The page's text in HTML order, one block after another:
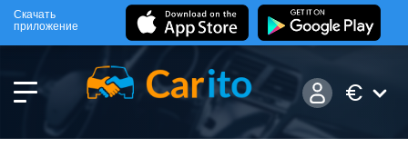
Скачать
приложение
€